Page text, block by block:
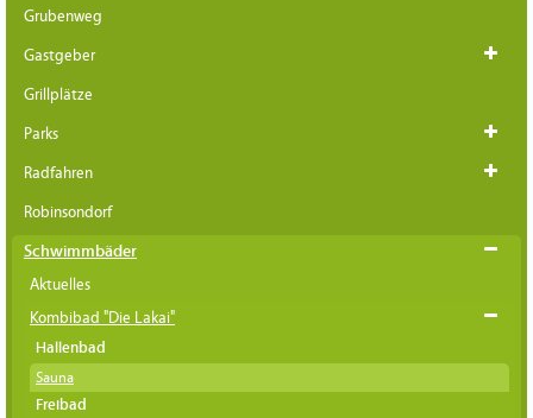
Grubenweg
Gastgeber
Grillplätze
Parks
Radfahren
Robinsondorf
Schwimmbäder
Aktuelles
Kombibad "Die Lakai"
Hallenbad
Sauna
Freibad